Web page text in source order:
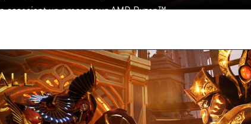
associant un processeur AMD Ryzen™